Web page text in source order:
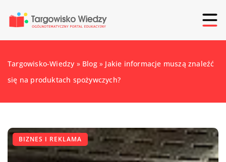
Targowisko-Wiedzy » Blog» Jakie informacje muszą znaleźć
się na produktach spożywczych?
BIZNES I REKLAMA